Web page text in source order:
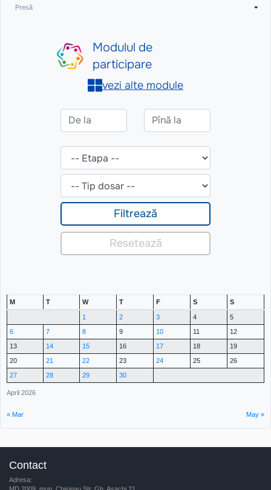
Presă
April 2026
M T W T F S S
1 2 3 4
5
6
7 8 9 10 11
12
13
14 15 16 17 18
19
20
21 22 23 24 25
26
27
28 29 30
« Mar May »
Contact
Adresa: